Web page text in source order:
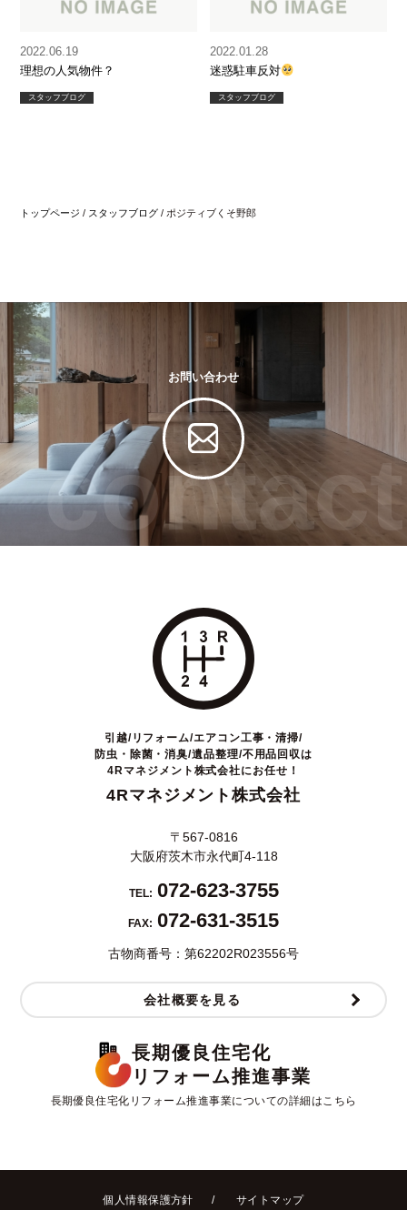
理想の人気物件？
2022.06.19
スタッフブログ
迷惑駐車反対
2022.01.28
スタッフブログ
トップページ / スタッフブログ / ポジティブくそ野郎
お問い合わせ
contact
引越/リフォーム/エアコン工事・清掃/
防虫・除菌・消臭/遺品整理/不用品回収は
4Rマネジメント株式会社にお任せ！
4Rマネジメント株式会社
〒567-0816
大阪府茨木市永代町4-118
TEL: 072-623-3755
FAX: 072-631-3515
古物商番号：第62202R023556号
会社概要を見る
長期優良住宅化
リフォーム推進事業
長期優良住宅化リフォーム推進事業についての詳細はこちら
個人情報保護方針 サイトマップ